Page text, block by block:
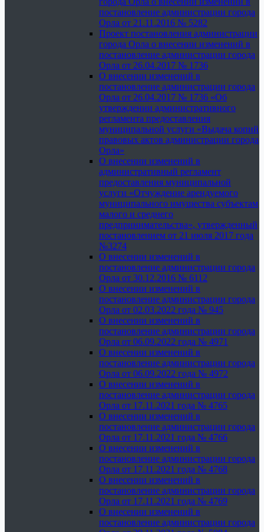
постановление администрации города
Орла от 21.11.2016 № 5282
Проект постановления администрации
города Орла о внесении изменений в
постановление администрации города
Орла от 26.04.2017 № 1736
О внесении изменений в
постановление администрации города
Орла от 26.04.2017 № 1736 «Об
утверждении административного
регламента предоставления
муниципальной услуги «Выдача копий
правовых актов администрации города
Орла»
О внесении изменений в
административный регламент
предоставления муниципальной
услуги «Отчуждение арендуемого
муниципального имущества субъектам
малого и среднего
предпринимательства», утвержденный
постановлением от 21 июля 2017 года
№3274
О внесении изменений в
постановление администрации города
Орла от 30.12.2016 № 6112
О внесении изменений в
постановление администрации города
Орла от 02.03.2022 года № 945
О внесении изменений в
постановление администрации города
Орла от 06.09.2022 года № 4971
О внесении изменений в
постановление администрации города
Орла от 06.09.2022 года № 4972
О внесении изменений в
постановление администрации города
Орла от 17.11.2021 года № 4765
О внесении изменений в
постановление администрации города
Орла от 17.11.2021 года № 4766
О внесении изменений в
постановление администрации города
Орла от 17.11.2021 года № 4768
О внесении изменений в
постановление администрации города
Орла от 17.11.2021 года № 4769
О внесении изменений в
постановление администрации города